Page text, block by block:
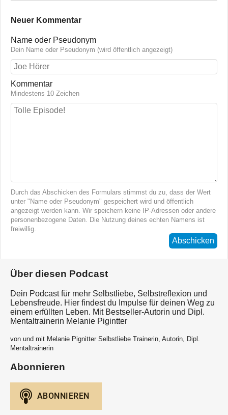
Neuer Kommentar
Name oder Pseudonym
Dein Name oder Pseudonym (wird öffentlich angezeigt)
Kommentar
Mindestens 10 Zeichen
Durch das Abschicken des Formulars stimmst du zu, dass der Wert
unter "Name oder Pseudonym" gespeichert wird und öffentlich
angezeigt werden kann. Wir speichern keine IP-Adressen oder andere
personenbezogene Daten. Die Nutzung deines echten Namens ist
freiwillig.
Abschicken
Über diesen Podcast
Dein Podcast für mehr Selbstliebe, Selbstreflexion und
Lebensfreude. Hier findest du Impulse für deinen Weg zu
einem erfüllten Leben. Mit Bestseller-Autorin und Dipl.
Mentaltrainerin Melanie Pigintter
von und mit Melanie Pignitter Selbstliebe Trainerin, Autorin, Dipl.
Mentaltrainerin
Abonnieren